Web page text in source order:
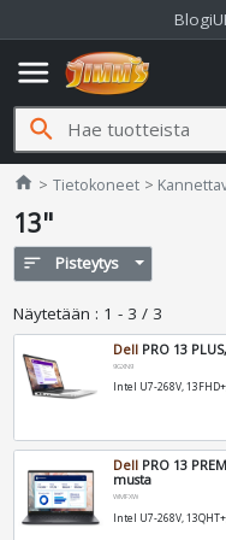
Blogi
menu
search
home Jimms.fi
Tietokoneet
13"
sort Pisteytys
Näytetään : 1 - 3 / 3
Dell PRO 13
9GXN9
Intel U7-268V,
Dell PRO 13
musta
WMFXW
Intel U7-268V,